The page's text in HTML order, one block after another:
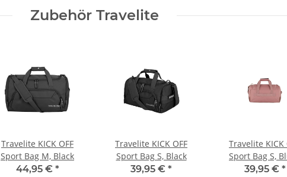
Zubehör Travelite
Travelite KICK OFF
Sport Bag M, Black
44,95 € *
Travelite KICK OFF
Sport Bag S, Black
39,95 € *
Travelite KICK
Sport Bag S,
39,95 € *